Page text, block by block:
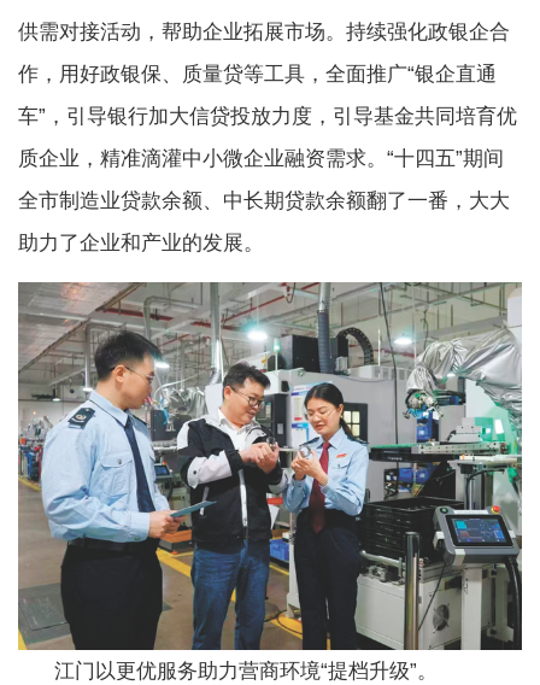
供需对接活动，帮助企业拓展市场。持续强化政银企合
作，用好政银保、质量贷等工具，全面推广“银企直通
车”，引导银行加大信贷投放力度，引导基金共同培育优
质企业，精准滴灌中小微企业融资需求。“十四五”期间
全市制造业贷款余额、中长期贷款余额翻了一番，大大
助力了企业和产业的发展。
江门以更优服务助力营商环境“提档升级”。